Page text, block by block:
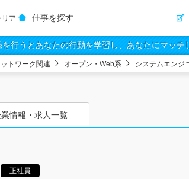
ア 仕事を探す
行うとあなたの行動を学習し、あなたにマッチ
トワーク関連 オープン・Web系 システムエンジ
情報・求人一覧
正社員